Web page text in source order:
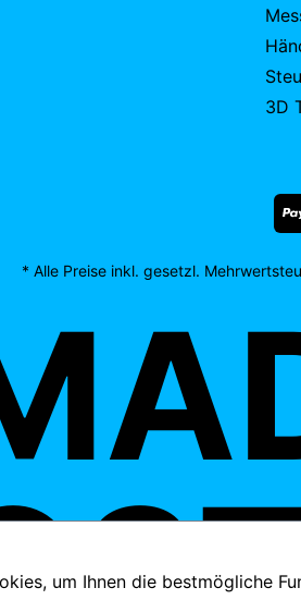
3D
* Alle Preise inkl. gesetzl.
um Ihnen die bestmögliche